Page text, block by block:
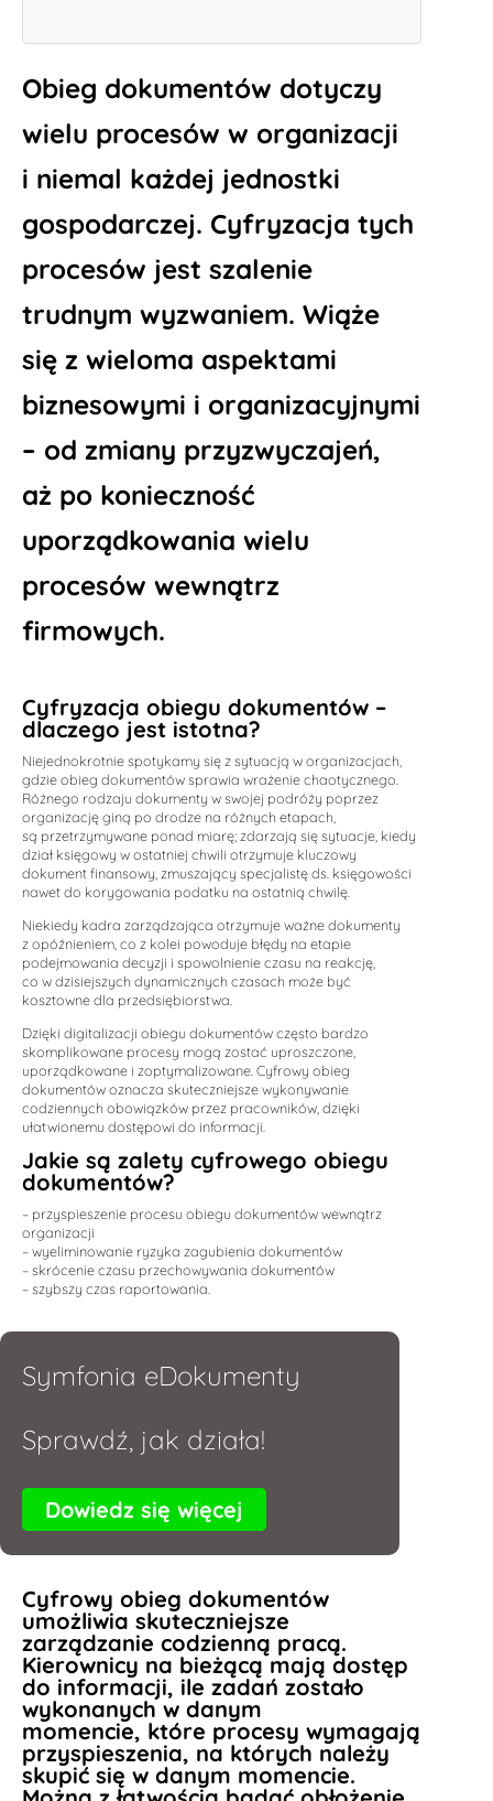
Obieg dokumentów dotyczy
wielu procesów w organizacji
i niemal każdej jednostki
gospodarczej. Cyfryzacja tych
procesów jest szalenie
trudnym wyzwaniem. Wiąże
się z wieloma aspektami
biznesowymi i organizacyjnymi
– od zmiany przyzwyczajeń,
aż po konieczność
uporządkowania wielu
procesów wewnątrz
firmowych.
Cyfryzacja obiegu dokumentów –
dlaczego jest istotna?
Niejednokrotnie spotykamy się z sytuacją w organizacjach,
gdzie obieg dokumentów sprawia wrażenie chaotycznego.
Różnego rodzaju dokumenty w swojej podróży poprzez
organizację giną po drodze na różnych etapach,
są przetrzymywane ponad miarę; zdarzają się sytuacje, kiedy
dział księgowy w ostatniej chwili otrzymuje kluczowy
dokument finansowy, zmuszający specjalistę ds. księgowości
nawet do korygowania podatku na ostatnią chwilę.
Niekiedy kadra zarządzająca otrzymuje ważne dokumenty
z opóźnieniem, co z kolei powoduje błędy na etapie
podejmowania decyzji i spowolnienie czasu na reakcję,
co w dzisiejszych dynamicznych czasach może być
kosztowne dla przedsiębiorstwa.
Dzięki digitalizacji obiegu dokumentów często bardzo
skomplikowane procesy mogą zostać uproszczone,
uporządkowane i zoptymalizowane. Cyfrowy obieg
dokumentów oznacza skuteczniejsze wykonywanie
codziennych obowiązków przez pracowników, dzięki
ułatwionemu dostępowi do informacji.
Jakie są zalety cyfrowego obiegu
dokumentów?
– przyspieszenie procesu obiegu dokumentów wewnątrz
organizacji
– wyeliminowanie ryzyka zagubienia dokumentów
– skrócenie czasu przechowywania dokumentów
– szybszy czas raportowania.
Symfonia eDokumenty
Sprawdź, jak działa!
Dowiedz się więcej
Cyfrowy obieg dokumentów
umożliwia skuteczniejsze
zarządzanie codzienną pracą.
Kierownicy na bieżącą mają dostęp
do informacji, ile zadań zostało
wykonanych w danym
momencie, które procesy wymagają
przyspieszenia, na których należy
skupić się w danym momencie.